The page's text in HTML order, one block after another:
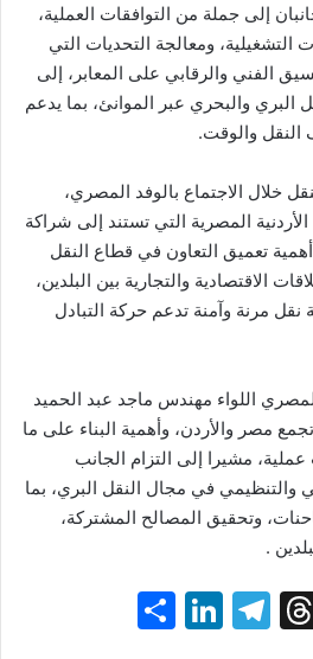
إلى جملة من التوافقات العملية،
ومعالجة التحديات التي
الفني والرقابي على المعابر، إلى
البري والبحري عبر الموانئ، بما يدعم
والوقت.
خلال الاجتماع بالوفد المصري،
المصرية التي تستند إلى شراكة
أهمية تعميق التعاون في قطاع النقل
الاقتصادية والتجارية بين البلدين،
نقل مرنة وآمنة تدعم حركة التبادل
اللواء مهندس ماجد عبد الحميد
مصر والأردن، وأهمية البناء على ما
مشيرا إلى التزام الجانب
والتنظيمي في مجال النقل البري، بما
وتحقيق المصالح المشتركة،
.
T
T
Li